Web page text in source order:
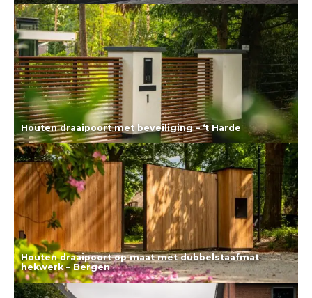
Lees meer
Houten draaipoort met beveiliging – ‘t Harde
Lees meer
Houten draaipoort op maat met dubbelstaafmat
hekwerk – Bergen